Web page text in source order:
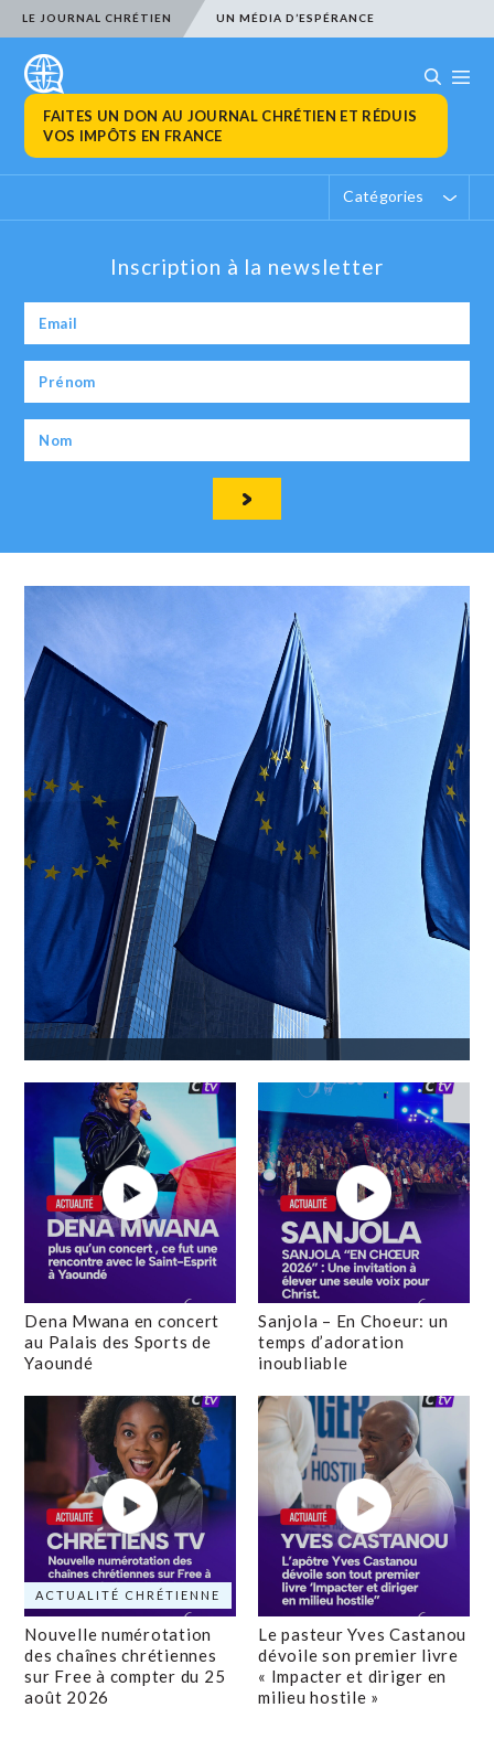
LE JOURNAL CHRÉTIEN UN MÉDIA D’ESPÉRANCE
FAITES UN DON AU JOURNAL CHRÉTIEN ET RÉDUIS
VOS IMPÔTS EN FRANCE
Catégories
Inscription à la newsletter
Dena Mwana en concert
au Palais des Sports de
Yaoundé
Sanjola – En Choeur: un
temps d’adoration
inoubliable
ACTUALITÉ CHRÉTIENNE
Nouvelle numérotation
des chaînes chrétiennes
sur Free à compter du 25
août 2026
Le pasteur Yves Castanou
dévoile son premier livre
« Impacter et diriger en
milieu hostile »